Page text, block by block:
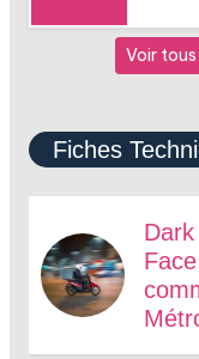
Voir tous
Fiches